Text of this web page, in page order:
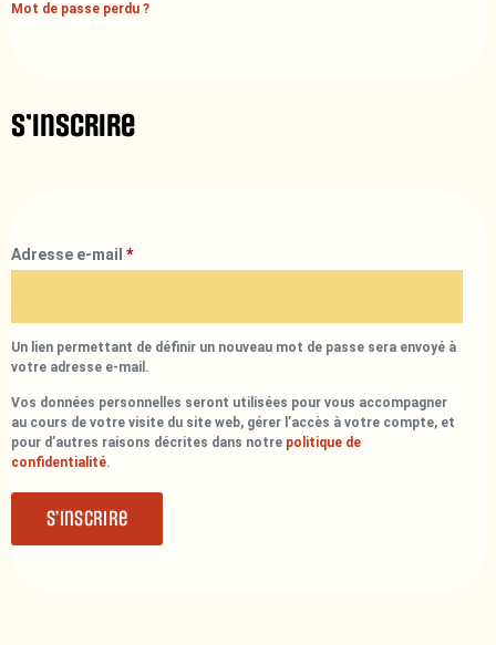
Mot de passe perdu ?
S’inscrire
Adresse e-mail *
Un lien permettant de définir un nouveau mot de passe sera envoyé à
votre adresse e-mail.
Vos données personnelles seront utilisées pour vous accompagner
au cours de votre visite du site web, gérer l’accès à votre compte, et
pour d’autres raisons décrites dans notre politique de
confidentialité.
S’inscrire